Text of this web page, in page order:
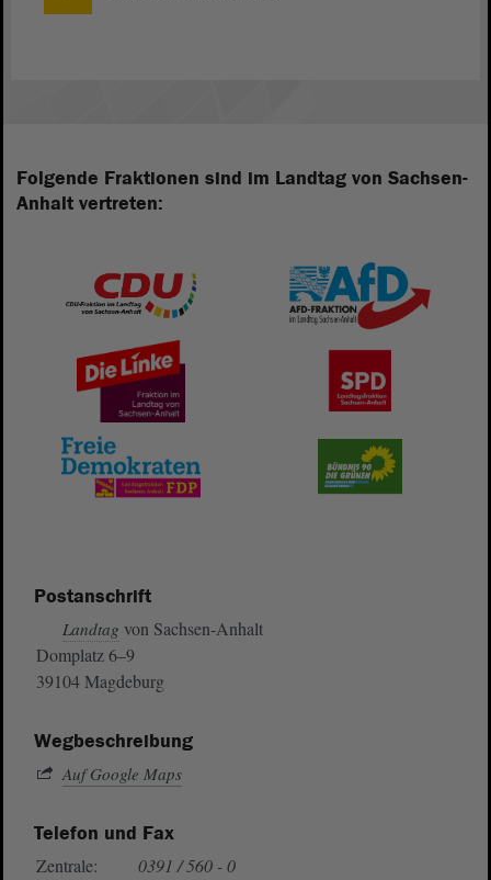
Folgende Fraktionen sind im Landtag von Sachsen-
Anhalt vertreten:
Postanschrift
Landtag von Sachsen-Anhalt
Domplatz 6–9
39104 Magdeburg
Wegbeschreibung
Auf Google Maps
Telefon und Fax
Zentrale:
0391 / 560 - 0